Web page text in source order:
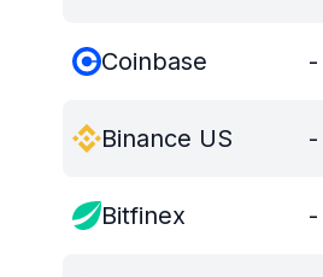
Coinbase -
Binance US -
Bitfinex -